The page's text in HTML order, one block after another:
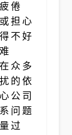
倦
担心
不好
众多
的依
公司
问题
过